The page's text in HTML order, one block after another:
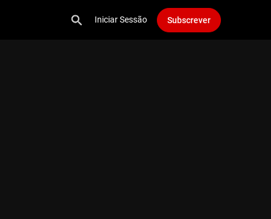
Iniciar Sessão Subscrever